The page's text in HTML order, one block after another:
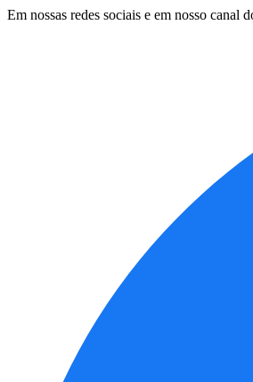
Em nossas redes sociais e em nosso canal